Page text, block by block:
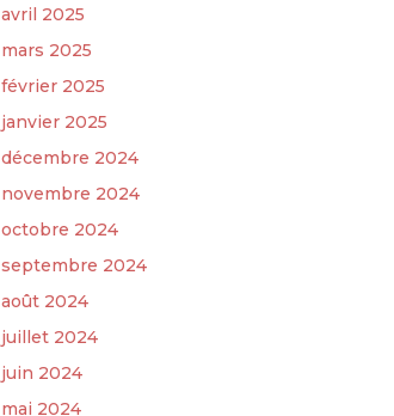
avril 2025
mars 2025
février 2025
janvier 2025
décembre 2024
novembre 2024
octobre 2024
septembre 2024
août 2024
juillet 2024
juin 2024
mai 2024